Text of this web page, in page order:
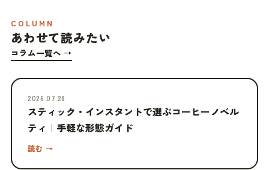
COLUMN
あわせて読みたい
コラム一覧へ →
2026.07.28
スティック・インスタントで選ぶコーヒーノベル
ティ｜手軽な形態ガイド
読む →